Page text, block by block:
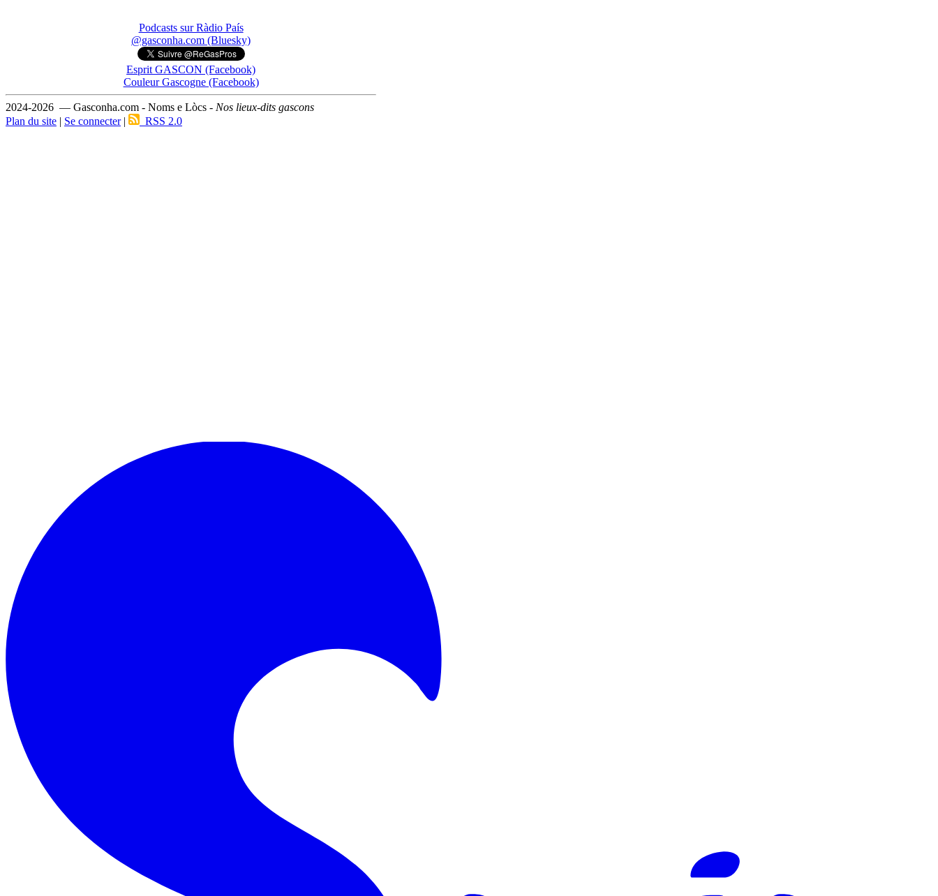
Podcasts sur Ràdio País
@gasconha.com (Bluesky)
Esprit GASCON (Facebook)
Couleur Gascogne (Facebook)
2024-2026 — Gasconha.com - Noms e Lòcs - Nos lieux-dits gascons
Plan du site | Se connecter| RSS 2.0